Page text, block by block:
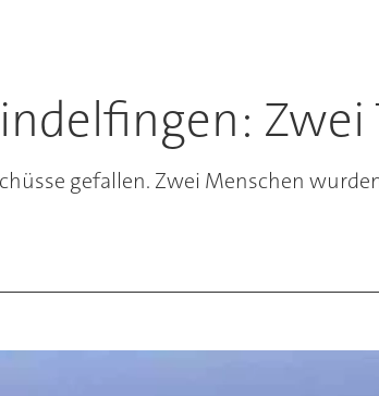
Zwei
gefallen. Zwei Menschen